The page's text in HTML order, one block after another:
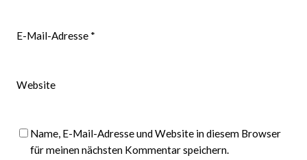
E-Mail-Adresse *
Website
Name, E-Mail-Adresse und Website in diesem Browser
für meinen nächsten Kommentar speichern.